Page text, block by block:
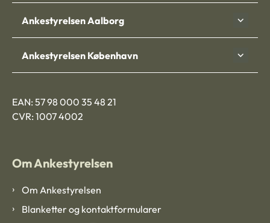
Ankestyrelsen Aalborg
Ankestyrelsen København
EAN: 57 98 000 35 48 21
CVR: 1007 4002
Om Ankestyrelsen
Om Ankestyrelsen
Blanketter og kontaktformularer